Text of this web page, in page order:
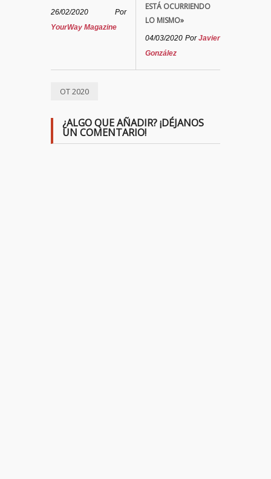
26/02/2020
Por
YourWay Magazine
ESTÁ OCURRIENDO
LO MISMO»
04/03/2020 PorJavier
González
OT 2020
¿ALGO QUE AÑADIR? ¡DÉJANOS
UN COMENTARIO!